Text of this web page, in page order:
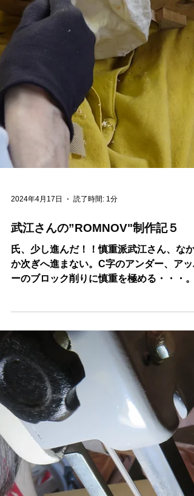
氏、少し進んだ！！慎重派武江さん、なか
か次ぎへ進まない。C字のアンダー、アッ
ーのブロック削りに慎重を極める・・・。
ックの平面だしにかかる。慎重居士の氏、
面だしを終える。